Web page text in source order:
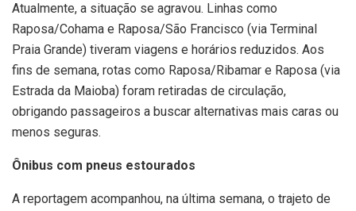
Atualmente, a situação se agravou. Linhas como
Raposa/Cohama e Raposa/São Francisco (via Terminal
Praia Grande) tiveram viagens e horários reduzidos. Aos
fins de semana, rotas como Raposa/Ribamar e Raposa (via
Estrada da Maioba) foram retiradas de circulação,
obrigando passageiros a buscar alternativas mais caras ou
menos seguras.
Ônibus com pneus estourados
A reportagem acompanhou, na última semana, o trajeto de